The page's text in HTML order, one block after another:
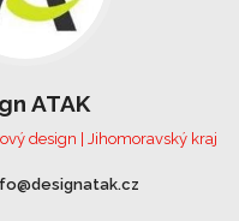
ATAK
design | Jihomoravský kraj